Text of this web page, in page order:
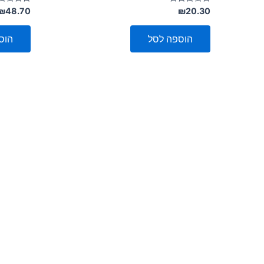
דורג
0
מתוך
₪20.30
הוספה לסל
דורג
0
מתוך
48.70